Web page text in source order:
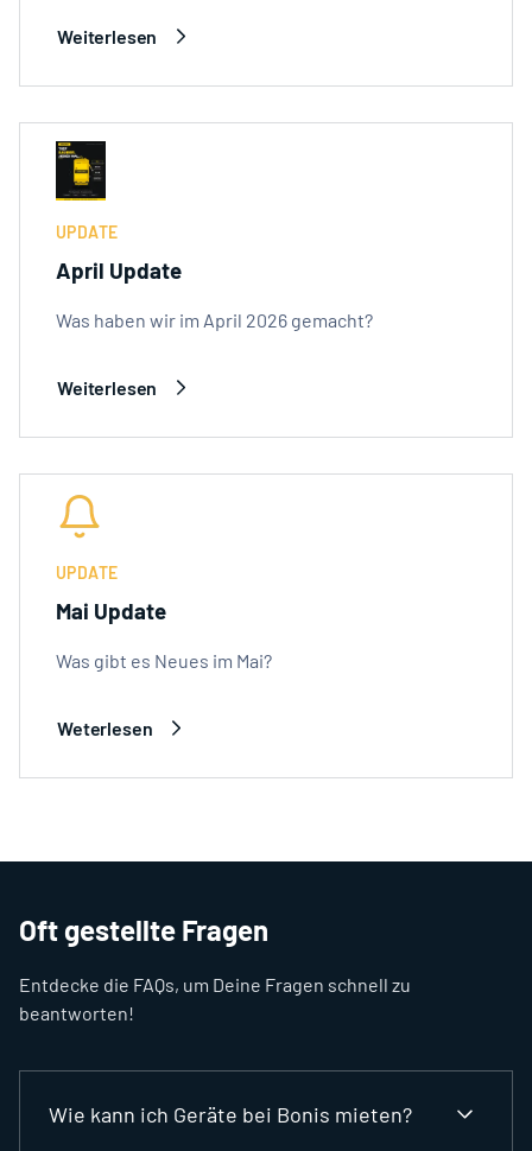
Weiterlesen
UPDATE
April Update
Was haben wir im April 2026 gemacht?
Weiterlesen
UPDATE
Mai Update
Was gibt es Neues im Mai?
Weterlesen
Oft gestellte Fragen
Entdecke die FAQs, um Deine Fragen schnell zu
beantworten!
Wie kann ich Geräte bei Bonis mieten?